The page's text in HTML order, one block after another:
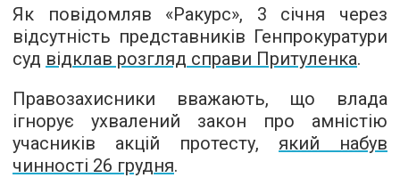
Як повідомляв «Ракурс», 3 січня через
відсутність представників Генпрокуратури
суд відклав розгляд справи Притуленка.
Правозахисники вважають, що влада
ігнорує ухвалений закон про амністію
учасників акцій протесту, який набув
чинності 26 грудня.